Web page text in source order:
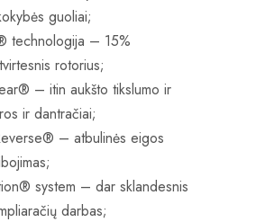
guoliai;
technologija – 15%
rotorius;
– itin aukšto tikslumo ir
ir dantračiai;
– atbulinės eigos
system – dar sklandesnis
darbas;